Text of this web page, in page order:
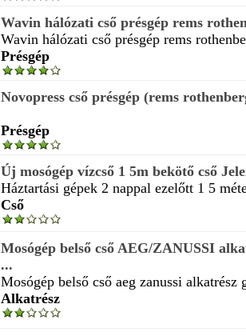
Wavin hálózati cső présgép rems
Wavin hálózati cső présgép rems
Présgép
Novopress cső présgép (rems
Présgép
Új mosógép vízcső 1 5m bekötő cső
Háztartási gépek 2 nappal ezelőtt 1 5
Cső
Mosógép belső cső AEG/ZANUSSI
...
Mosógép belső cső aeg zanussi
Alkatrész